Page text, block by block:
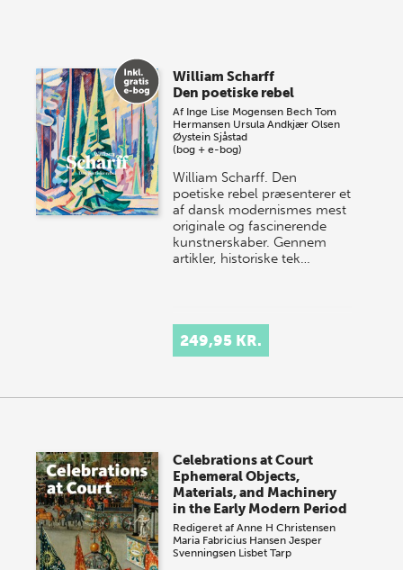
store sommer-lagersalg, så sæt kryds i kalenderen
onsdag den 10. j…
William Scharff
Den poetiske rebel
Af Inge Lise Mogensen Bech Tom
Hermansen Ursula Andkjær Olsen
Øystein Sjåstad
(bog + e-bog)
William Scharff. Den
poetiske rebel præsenterer et
af dansk modernismes mest
originale og fascinerende
kunstnerskaber. Gennem
artikler, historiske tek…
249,95 KR.
Celebrations at Court
Ephemeral Objects,
Materials, and Machinery
in the Early Modern Period
Redigeret afAnne H Christensen
Maria Fabricius Hansen Jesper
Svenningsen Lisbet Tarp